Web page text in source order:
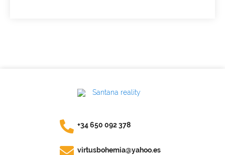
+34 650 092 378
virtusbohemia@yahoo.es